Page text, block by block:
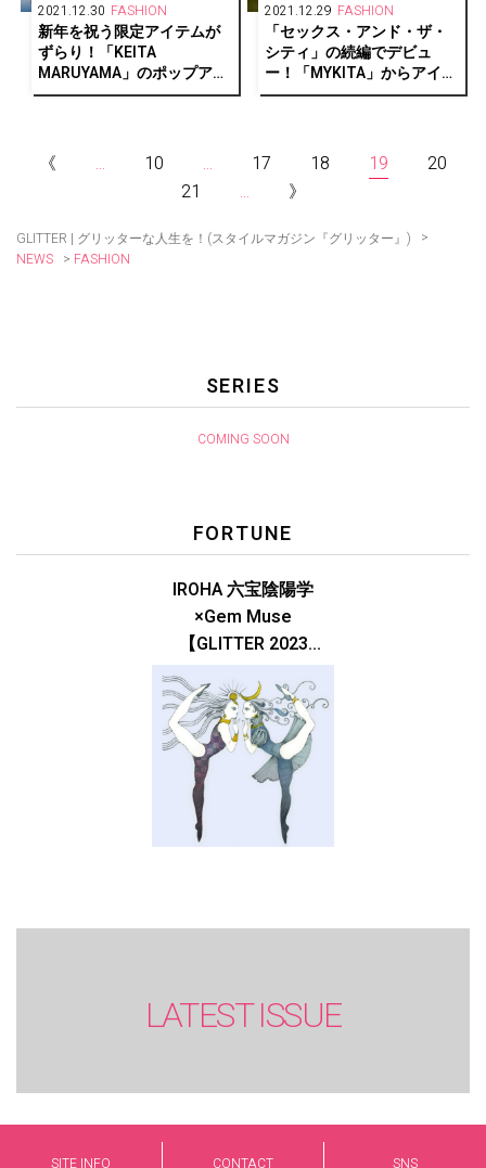
2021.12.30 FASHION
新年を祝う限定アイテムが
ずらり！「KEITA
MARUYAMA」のポップアッ
プイベント「銀座三越 丸山
2021.12.29 FASHION
「セックス・アンド・ザ・
シティ」の続編でデビュ
ー！「MYKITA」からアイコ
ニックなアイウェアで構成
《 ... 10 ... 17 18 19
20
21
... 》
GLITTER | グリッターな人生を！(スタイルマガジン『グリッター』)
>
NEWS > FASHION
SERIES
COMING SOON
FORTUNE
IROHA 六宝陰陽学
×Gem Muse
【GLITTER 2023
SUMMER issue】
LATEST ISSUE
SITE INFO CONTACT SNS